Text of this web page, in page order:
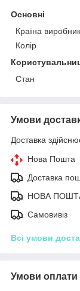
Основні
Країна виробник
Колір
Стан
Умови
Доставка
Нова Пошта
Доставка
НОВА
Самовивіз
Всі умови
Умови оплати